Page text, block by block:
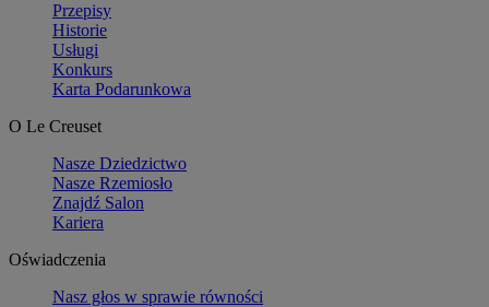
Przepisy
Historie
Usługi
Konkurs
Karta Podarunkowa
O Le Creuset
Nasze Dziedzictwo
Nasze Rzemiosło
Znajdź Salon
Kariera
Oświadczenia
Nasz głos w sprawie równości